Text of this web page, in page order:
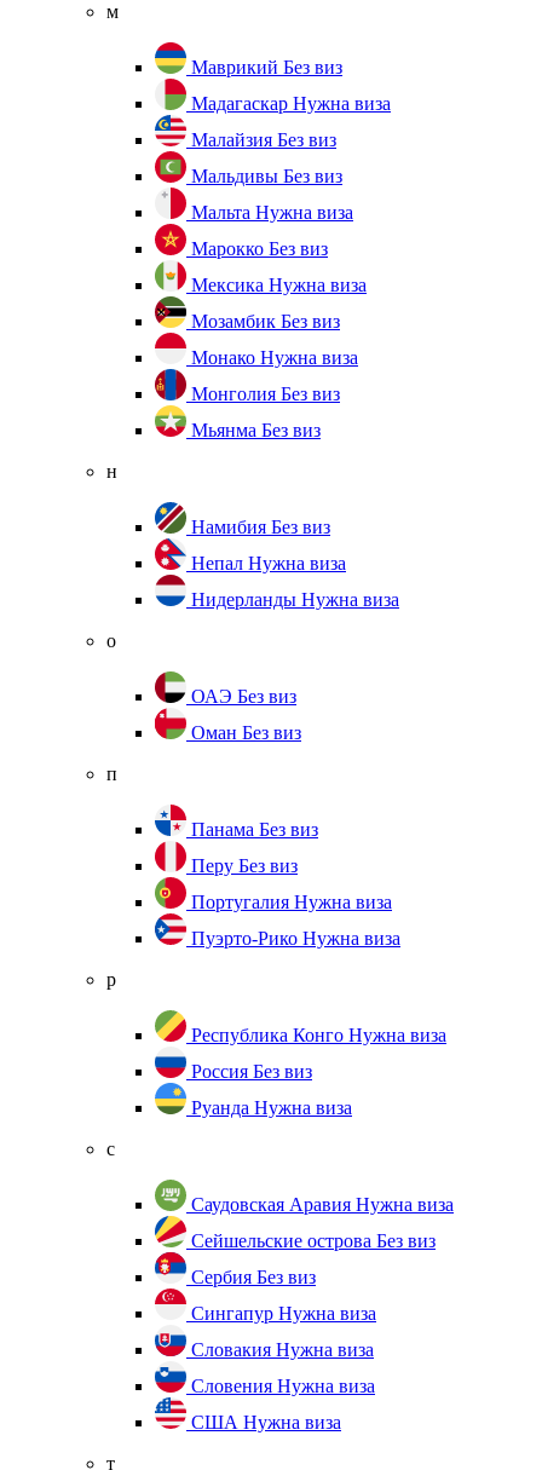
м
Маврикий Без виз
Мадагаскар Нужна виза
Малайзия Без виз
Мальдивы Без виз
Мальта Нужна виза
Марокко Без виз
Мексика Нужна виза
Мозамбик Без виз
Монако Нужна виза
Монголия Без виз
Мьянма Без виз
н
Намибия Без виз
Непал Нужна виза
Нидерланды Нужна виза
о
ОАЭ Без виз
Оман Без виз
п
Панама Без виз
Перу Без виз
Португалия Нужна виза
Пуэрто-Рико Нужна виза
р
Республика Конго Нужна виза
Россия Без виз
Руанда Нужна виза
с
Саудовская Аравия Нужна виза
Сейшельские острова Без виз
Сербия Без виз
Сингапур Нужна виза
Словакия Нужна виза
Словения Нужна виза
США Нужна виза
т